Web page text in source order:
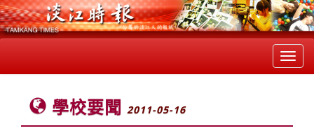
學校要聞 2011-05-16